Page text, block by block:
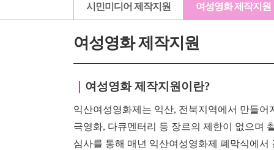
시민미디어 제작지원 여성영화 제작지원
여성영화 제작지원
여성영화 제작지원이란?
익산여성영화제는 익산, 전북지역에서 만들
극영화, 다큐멘터리 등 장르의 제한이 없으며
심사를 통해 매년 익산여성영화제 폐막식에서